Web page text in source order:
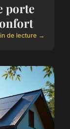
porte
de lecture →